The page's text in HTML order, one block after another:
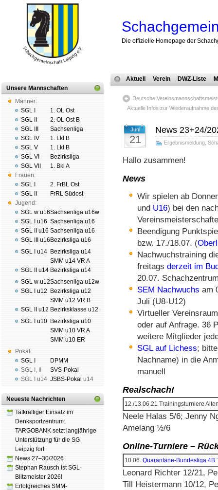
Die offizielle Homepage der
Unsere Mannschaften
Männer:
SGL I
SGL II
SGL III
SGL IV
SGL V
SGL VI
SGL VII
Frauen:
SGL I
SGL II
Jugend:
SGL w u16
SGL I u16
SGL II u16
SGL III u16
SGL I u14
SGL II u14
SGL w u12
SGL I u12
SGL II u12
SGL I u10
Pokal:
SGL I
SGL I ,
SGL I
u14
1. OL Ost
2. OL Ost B
Sachsenliga
1. Lkl B
1. Lkl B
Bezirksliga
1. Bkl A
2. FrBL Ost
FrRL Südost
Sachsenliga u16w
Sachsenliga u16
Sachsenliga u16
Bezirksliga u16
Bezirksliga u14
SMM u14 VR A
Bezirksliga u14
Sachsenliga u12w
Bezirksliga u12
SMM u12 VR B
Bezirksklasse u12
Bezirksliga u10
SMM u10 VR A
SMM u10 ER
DPMM
SVS-Pokal
JSBS-Pokal u14
Neueste Nachrichten
Tatkräftiger Einsatz im
Denksportzentrum:
TARGOBANK setzt langjährige
Unterstützung für die SG
Leipzig fort
News 27–30/2026
Stephan Rausch ist SGL-
Blitzmeister 2026!
Erfolgreiches SMM-
Aktuell Verein DWZ-Liste
Deutsche
Aktuelle Infos zur Wie­der­auf­nah­me
Juni
21
News 23+24/
Ergebnismeldung
Hallo zusammen!
News
Wir spielen ab
und U16) bei den
Beendigung
bzw. 17./18.07. (
Nachwuchstraining
freitags derzeit im
20.07.
SEM Nachwuchs am
Juli (U8-U12)
Virtueller
oder auf Anfrage. 36
weitere Mitglieder
SGL auf Lichess;
Nachname) in die
manuell
Realschach!
12./13.06.21 Trainingsturniere
Neele Halas 5/6; Jenny
Amelang ½/6
Online-Turniere –
10.06. Quarantäne-Bundesliga 4B
Leonard Richter 12/21,
Till Heistermann 10/12,